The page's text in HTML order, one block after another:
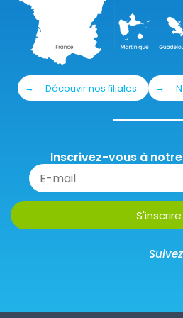
Découvir nos filiales
Inscrivez-vous à